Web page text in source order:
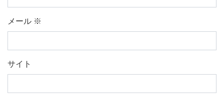
メール ※
サイト